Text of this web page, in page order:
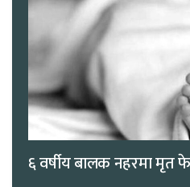
६ वर्षीय बालक नहरमा मृत